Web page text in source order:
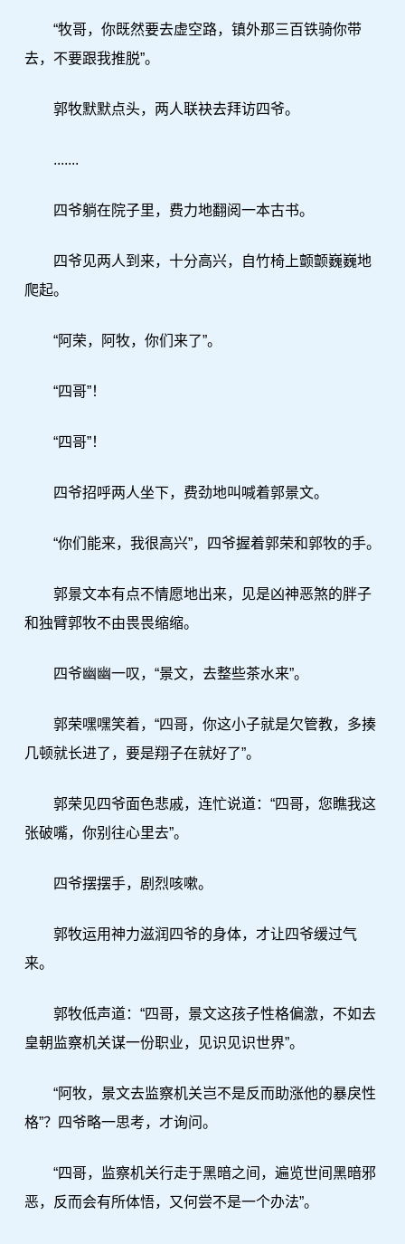
“牧哥，你既然要去虚空路，镇外那三百铁骑你带
去，不要跟我推脱”。
郭牧默默点头，两人联袂去拜访四爷。
.......
四爷躺在院子里，费力地翻阅一本古书。
四爷见两人到来，十分高兴，自竹椅上颤颤巍巍地
爬起。
“阿荣，阿牧，你们来了”。
“四哥”！
“四哥”！
四爷招呼两人坐下，费劲地叫喊着郭景文。
“你们能来，我很高兴”，四爷握着郭荣和郭牧的手。
郭景文本有点不情愿地出来，见是凶神恶煞的胖子
和独臂郭牧不由畏畏缩缩。
四爷幽幽一叹，“景文，去整些茶水来”。
郭荣嘿嘿笑着，“四哥，你这小子就是欠管教，多揍
几顿就长进了，要是翔子在就好了”。
郭荣见四爷面色悲戚，连忙说道：“四哥，您瞧我这
张破嘴，你别往心里去”。
四爷摆摆手，剧烈咳嗽。
郭牧运用神力滋润四爷的身体，才让四爷缓过气
来。
郭牧低声道：“四哥，景文这孩子性格偏激，不如去
皇朝监察机关谋一份职业，见识见识世界”。
“阿牧，景文去监察机关岂不是反而助涨他的暴戾性
格”？四爷略一思考，才询问。
“四哥，监察机关行走于黑暗之间，遍览世间黑暗邪
恶，反而会有所体悟，又何尝不是一个办法”。